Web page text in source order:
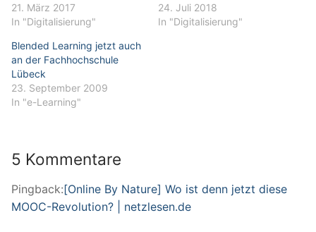
21. März 2017
In "Digitalisierung"
24. Juli 2018
In "Digitalisierung"
Blended Learning jetzt auch
an der Fachhochschule
Lübeck
23. September 2009
In "e-Learning"
5 Kommentare
Pingback:[Online By Nature] Wo ist denn jetzt diese
MOOC-Revolution? | netzlesen.de